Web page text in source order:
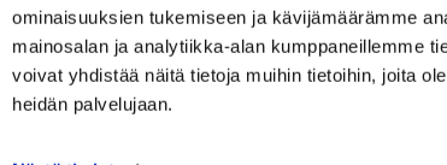
ominaisuuksien tukemiseen ja kävijämäärämme
mainosalan ja analytiikka-alan kumppaneillemme
voivat yhdistää näitä tietoja muihin tietoihin, joita
heidän palvelujaan.
Caddiemaster
010 501 3100